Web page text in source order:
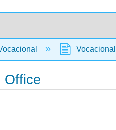
Vocacional
Office